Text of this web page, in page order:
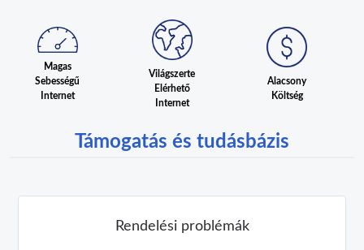
Magas
Sebességű
Internet
Világszerte
Elérhető
Internet
Alacsony
Költség
Támogatás és tudásbázis
Rendelési problémák